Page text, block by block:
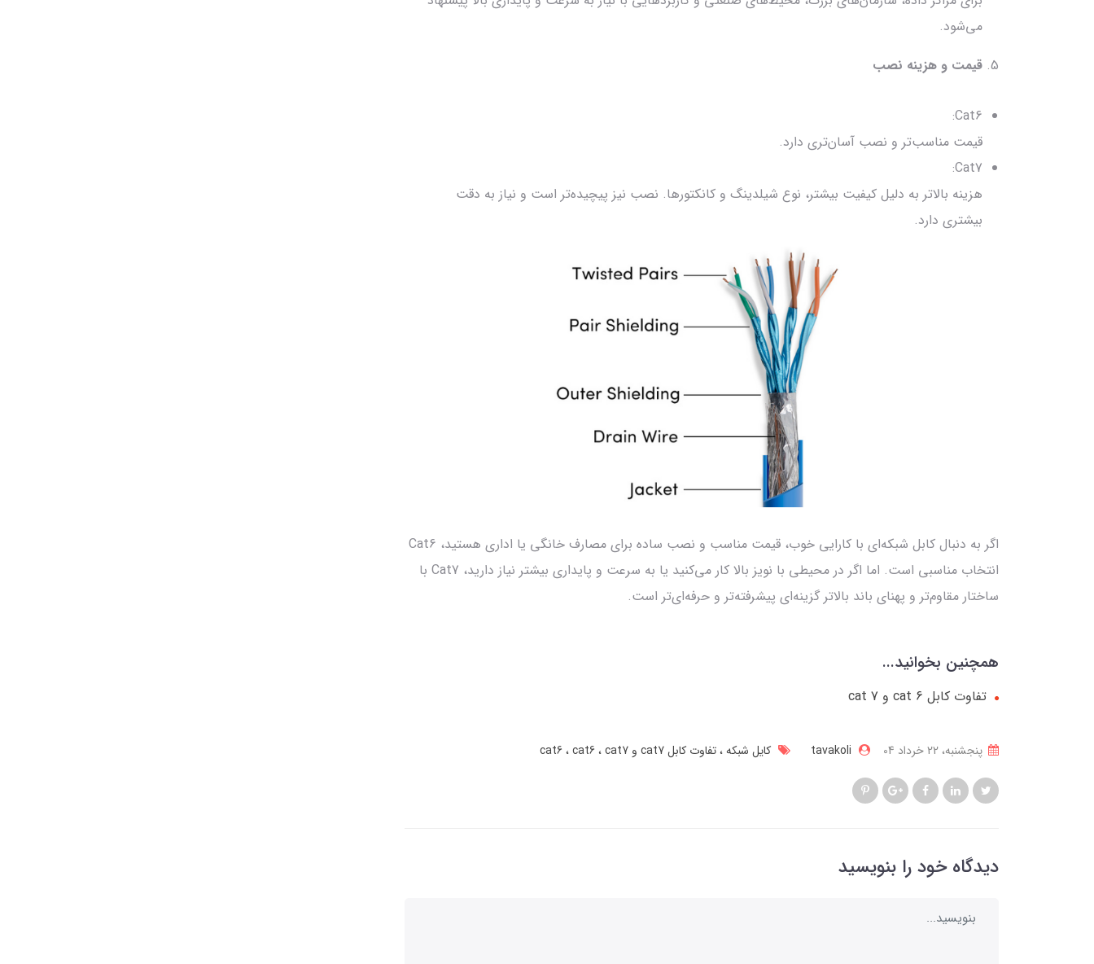
می‌شود.
5. قیمت و هزینه نصب
Cat6:
قیمت مناسب‌تر و نصب آسان‌تری دارد.
Cat7:
هزینه بالاتر به دلیل کیفیت بیشتر، نوع شیلدینگ و کانکتورها. نصب نیز پیچیده‌تر است و نیاز به دقت
بیشتری دارد.
اگر به دنبال کابل شبکه‌ای با کارایی خوب، قیمت مناسب و نصب ساده برای مصارف خانگی یا اداری هستید، Cat6
انتخاب مناسبی است. اما اگر در محیطی با نویز بالا کار می‌کنید یا به سرعت و پایداری بیشتر نیاز دارید، Cat7 با
ساختار مقاوم‌تر و پهنای باند بالاتر گزینه‌ای پیشرفته‌تر و حرفه‌ای‌تر است.
همچنین بخوانید...
تفاوت کابل cat 6 و cat 7
پنجشنبه، 22 خرداد 04 tavakoli کایل شبکه تفاوت کابل cat7 و cat6 cat6 cat7
دیدگاه خود را بنویسید